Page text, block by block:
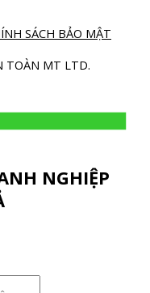
SÁCH BẢO MẬT
TOÀN MT LTD.
NGHIỆP